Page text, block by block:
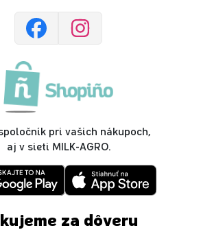
pri vašich nákupoch,
aj v sieti MILK-AGRO.
za dôveru